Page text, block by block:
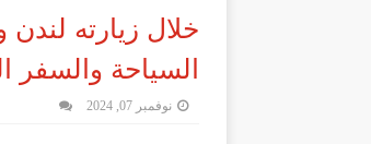
خلال زيارته لندن
السياحة والسفر
نوفمبر 07, 2024